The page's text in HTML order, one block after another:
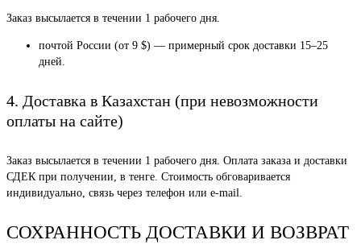
Заказ высылается в течении 1 рабочего дня.
почтой России (от 9 $) — примерный срок доставки 15–25
дней.
4. Доставка в Казахстан (при невозможности
оплаты на сайте)
Заказ высылается в течении 1 рабочего дня. Оплата заказа и доставки
СДЕК при получении, в тенге. Стоимость обговаривается
индивидуально, связь через телефон или e-mail.
СОХРАННОСТЬ ДОСТАВКИ И ВОЗВРАТ